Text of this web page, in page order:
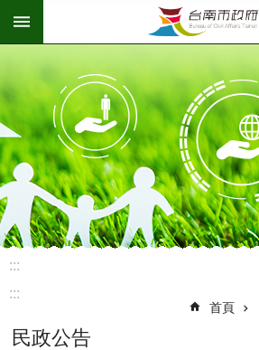
跳到主要內容區塊
:::
:::
首頁
民政公告